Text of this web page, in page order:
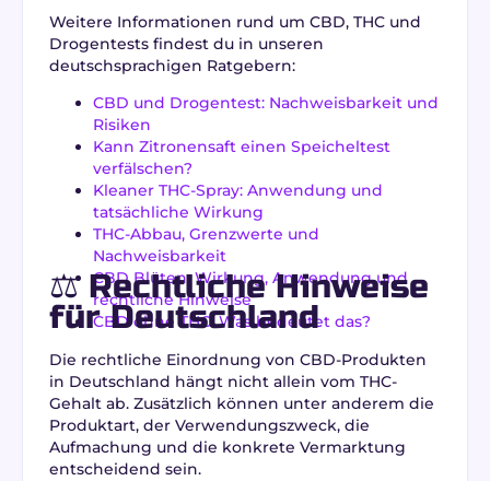
Weitere Informationen rund um CBD, THC und
Drogentests findest du in unseren
deutschsprachigen Ratgebern:
CBD und Drogentest: Nachweisbarkeit und
Risiken
Kann Zitronensaft einen Speicheltest
verfälschen?
Kleaner THC-Spray: Anwendung und
tatsächliche Wirkung
THC-Abbau, Grenzwerte und
Nachweisbarkeit
CBD Blüten: Wirkung, Anwendung und
rechtliche Hinweise
CBD ohne THC: Was bedeutet das?
⚖️ Rechtliche Hinweise
für Deutschland
Die rechtliche Einordnung von CBD-Produkten
in Deutschland hängt nicht allein vom THC-
Gehalt ab. Zusätzlich können unter anderem die
Produktart, der Verwendungszweck, die
Aufmachung und die konkrete Vermarktung
entscheidend sein.